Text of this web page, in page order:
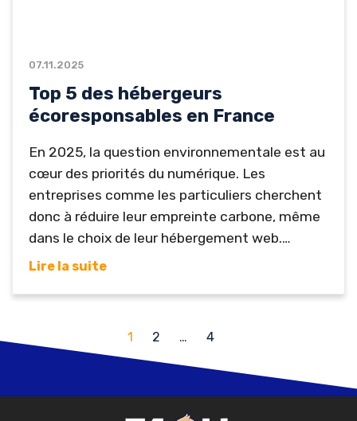
07.11.2025
Top 5 des hébergeurs
écoresponsables en France
En 2025, la question environnementale est au
cœur des priorités du numérique. Les
entreprises comme les particuliers cherchent
donc à réduire leur empreinte carbone, même
dans le choix de leur hébergement web.
Certains acteurs du secteur se démarquent
transparente et performante. Voici le top 5
qui allient performance et respect de la
planète. Ex2 – L’hébergeur vert par excellence
Lire la suite
1 2 … 4